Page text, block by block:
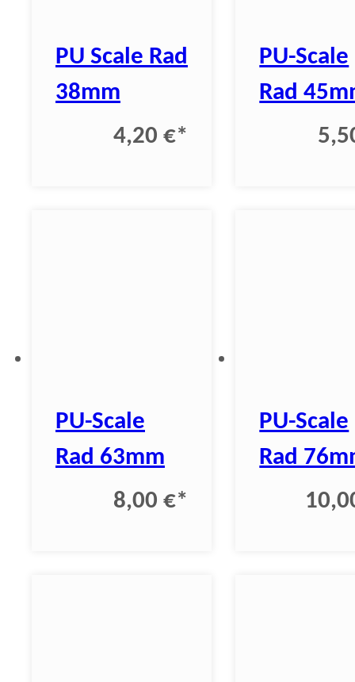
PU Scale Rad
38mm
4,20 €*
PU-Scale
Rad
PU-Scale
Rad 63mm
8,00 €*
PU-Scale
Rad